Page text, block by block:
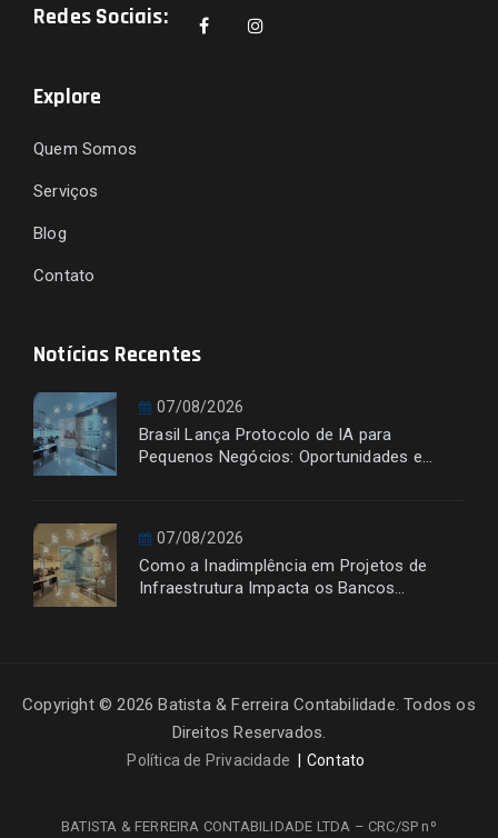
Redes Sociais:
Explore
Quem Somos
Serviços
Blog
Contato
Notícias Recentes
07/08/2026
Brasil Lança Protocolo de IA para
Pequenos Negócios: Oportunidades e
07/08/2026
Como a Inadimplência em Projetos de
Infraestrutura Impacta os Bancos
Copyright © 2026 Batista & Ferreira Contabilidade. Todos os
Direitos Reservados.
Política de Privacidade Contato
BATISTA & FERREIRA CONTABILIDADE LTDA – CRC/SP nº